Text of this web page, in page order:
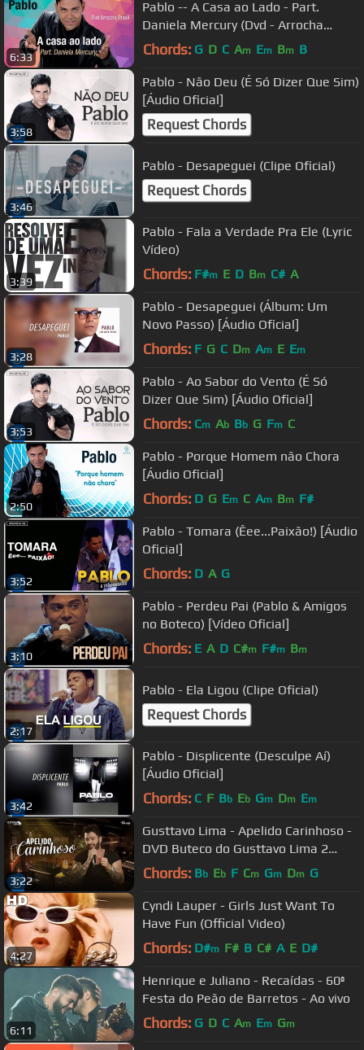
6:33
Pablo -- A Casa ao Lado - Part.
Daniela Mercury (Dvd - Arrocha
Brasil) Vídeo Oficial
Chords: G D C Am Em Bm B
3:58
Pablo - Não Deu (É Só Dizer Que Sim)
[Áudio Oficial]
Request Chords
3:46
Pablo - Desapeguei (Clipe Oficial)
Request Chords
3:39
Pablo - Fala a Verdade Pra Ele (Lyric
Vídeo)
Chords: F#m E D Bm C# A
3:28
Pablo - Desapeguei (Álbum: Um
Novo Passo) [Áudio Oficial]
Chords: F G C Dm Am E Em
3:53
Pablo - Ao Sabor do Vento (É Só
Dizer Que Sim) [Áudio Oficial]
Chords: Cm Ab Bb G Fm C
2:50
Pablo - Porque Homem não Chora
[Áudio Oficial]
Chords: D G Em C Am Bm F#
3:52
Pablo - Tomara (Êee...Paixão!) [Áudio
Oficial]
Chords: D A G
3:10
Pablo - Perdeu Pai (Pablo & Amigos
no Boteco) [Vídeo Oficial]
Chords: E A D C#m F#m Bm
2:17
Pablo - Ela Ligou (Clipe Oficial)
Request Chords
3:42
Pablo - Displicente (Desculpe Aí)
[Áudio Oficial]
Chords: C F Bb Eb Gm Dm Em
3:22
Gusttavo Lima - Apelido Carinhoso -
DVD Buteco do Gusttavo Lima 2
(Vídeo Oficial)
Chords: Bb Eb F Cm Gm Dm G
4:27
Cyndi Lauper - Girls Just Want To
Have Fun (Official Video)
Chords: D#m F# B C# A E D#
6:11
Henrique e Juliano - Recaídas - 60ª
Festa do Peão de Barretos - Ao vivo
Chords: G D C Am Em Gm